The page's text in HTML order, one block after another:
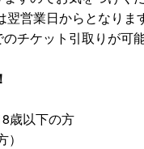
営業日からとなりま
チケット引取りが可
歳以下の方